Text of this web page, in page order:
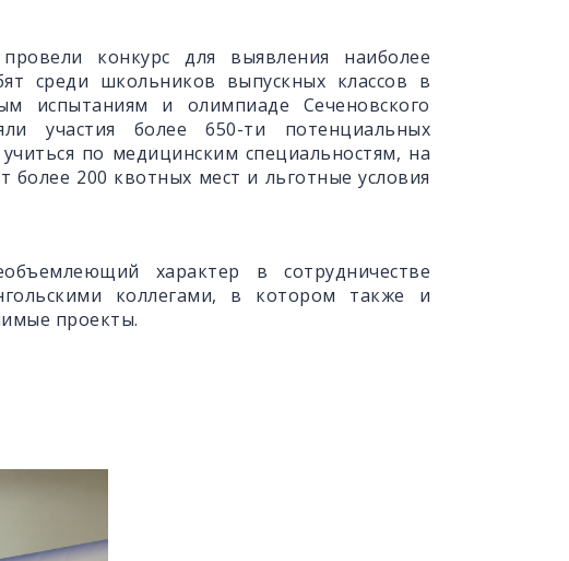
конкурс для выявления наиболее
среди школьников выпускных классов в
испытаниям и олимпиаде Сеченовского
участия более 650-ти потенциальных
по медицинским специальностям, на
более 200 квотных мест и льготные условия
характер в сотрудничестве
коллегами, в котором также и
проекты.